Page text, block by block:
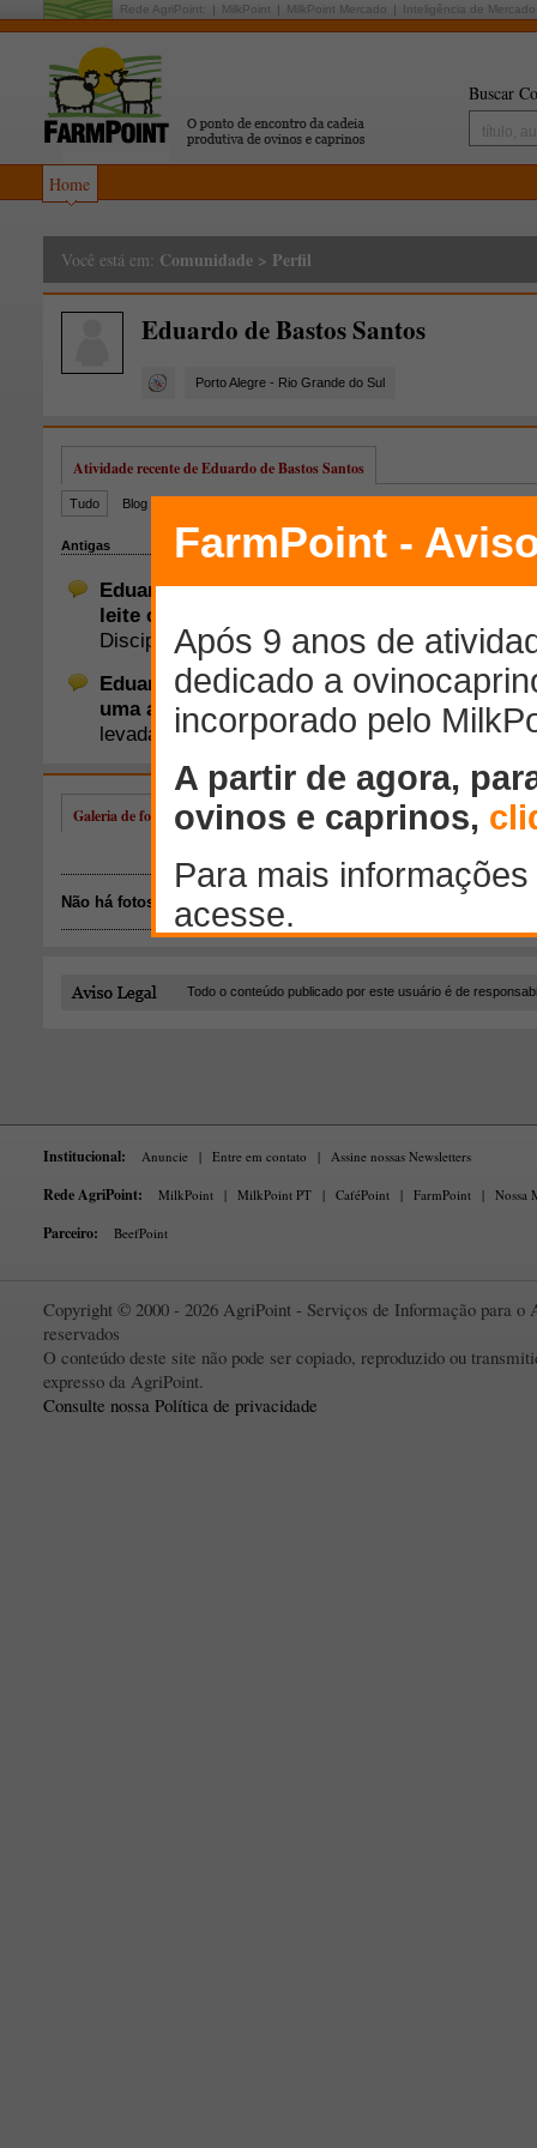
Rede AgriPoint: MilkPoint MilkPoint Mercado Inteligência de Mercado
Buscar
Home
Você está em: Comunidade > Perfil
Eduardo de Bastos Santos
Porto Alegre - Rio Grande do Sul
Galeria de fotos de Eduardo de Bastos Santos
Não há fotos disponíveis.
Todo o conteúdo publicado por este usuário é de
Institucional: Anuncie | Entre em contato | Assine nossas Newsletters
Rede AgriPoint: MilkPoint | MilkPoint PT | CaféPoint | FarmPoint | Nossa
Parceiro: BeefPoint
Copyright © 2000 - 2026 AgriPoint - Serviços de Informação para o
reservados
O conteúdo deste site não pode ser copiado, reproduzido ou
expresso da AgriPoint.
Consulte nossa Política de privacidade